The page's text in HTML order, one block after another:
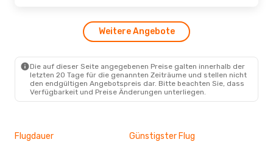
Weitere Angebote
Die auf dieser Seite angegebenen Preise galten innerhalb der
letzten 20 Tage für die genannten Zeiträume und stellen nicht
den endgültigen Angebotspreis dar. Bitte beachten Sie, dass
Verfügbarkeit und Preise Änderungen unterliegen.
Flugdauer Günstigster Flug